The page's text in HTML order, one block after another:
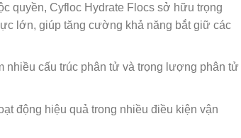
quyền, Cyfloc Hydrate Flocs sở hữu trọng
lớn, giúp tăng cường khả năng bắt giữ các
nhiều cấu trúc phân tử và trọng lượng phân tử
động hiệu quả trong nhiều điều kiện vận